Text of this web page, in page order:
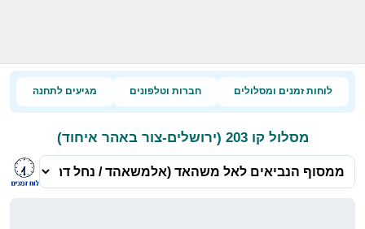
לוחות זמנים ומסלולים חברות וטלפונים מגיעים לתחנה
מסלול קו 203 (ירושלים-צור באהר איחוד)